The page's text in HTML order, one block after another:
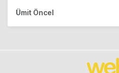
Ümit Öncel